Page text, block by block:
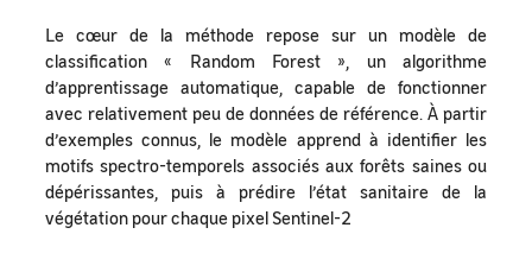
Le cœur de la méthode repose sur un modèle de
classification « Random Forest », un algorithme
d’apprentissage automatique, capable de fonctionner
avec relativement peu de données de référence. À partir
d’exemples connus, le modèle apprend à identifier les
motifs spectro-temporels associés aux forêts saines ou
dépérissantes, puis à prédire l’état sanitaire de la
végétation pour chaque pixel Sentinel-2